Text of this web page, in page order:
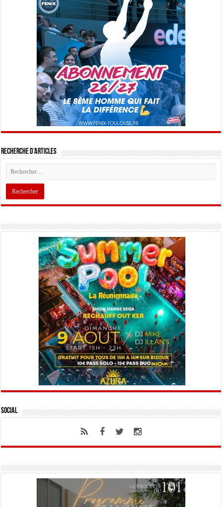
Recherche d’articles
Social